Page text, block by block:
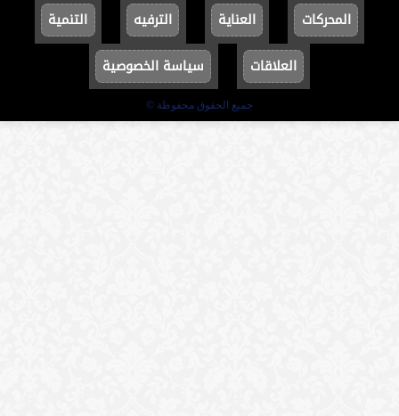
المحركات
العناية الترفيه
التنمية
العلاقات
سياسة الخصوصية
جميع الحقوق محفوظة ©